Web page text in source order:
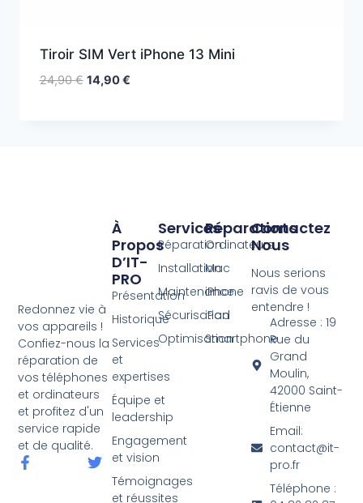
Tiroir SIM Vert iPhone 13 Mini
24,90€ 14,90€
Redonnez vie à
vos appareils !
Confiez-nous la
réparation de
vos téléphones
et ordinateurs
et profitez d'un
service rapide
et de qualité.
Réparations
Ordinateurs
Mac
iPhone
iPad
Smartphone
Services
Réparation
Installation
Maintenance
Sécurisation
Optimisation
À
Propos
D’IT-
PRO
Présentation
Historique
Services
et
expertises
Équipe et
leadership
Engagement
et vision
Témoignages
et réussites
Contactez
Nous
Nous serions
ravis de vous
entendre !
Adresse : 19
Rue du
Grand
Moulin,
42000 Saint-
Étienne
Email:
contact@it-
pro.fr
Téléphone :